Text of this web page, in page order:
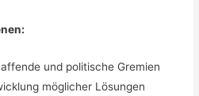
und politische Gremien
möglicher Lösungen